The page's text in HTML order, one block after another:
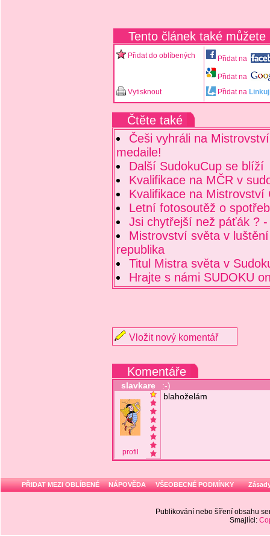
Tento článek také můžete
Přidat do oblíbených Přidat na
Přidat na
Vytisknout
Přidat na Linkuj
Čtěte také
Češi vyhráli na
medaile!
Další SudokuCup se blíží
Kvalifikace na MČR v
Kvalifikace na Mistrovství
Letní fotosoutěž o
Jsi chytřejší než páťák ?
Mistrovství světa v
republika
Titul Mistra světa v
Hrajte s námi SUDOKU
Vložit nový komentář
Komentáře
slavkare :-)
profil
blahoželám
PŘIDAT MEZI OBLÍBENÉ NÁPOVĚDA VŠEOBECNÉ PODMÍNKY
Publikování nebo šíření obsahu
Smajlíci: